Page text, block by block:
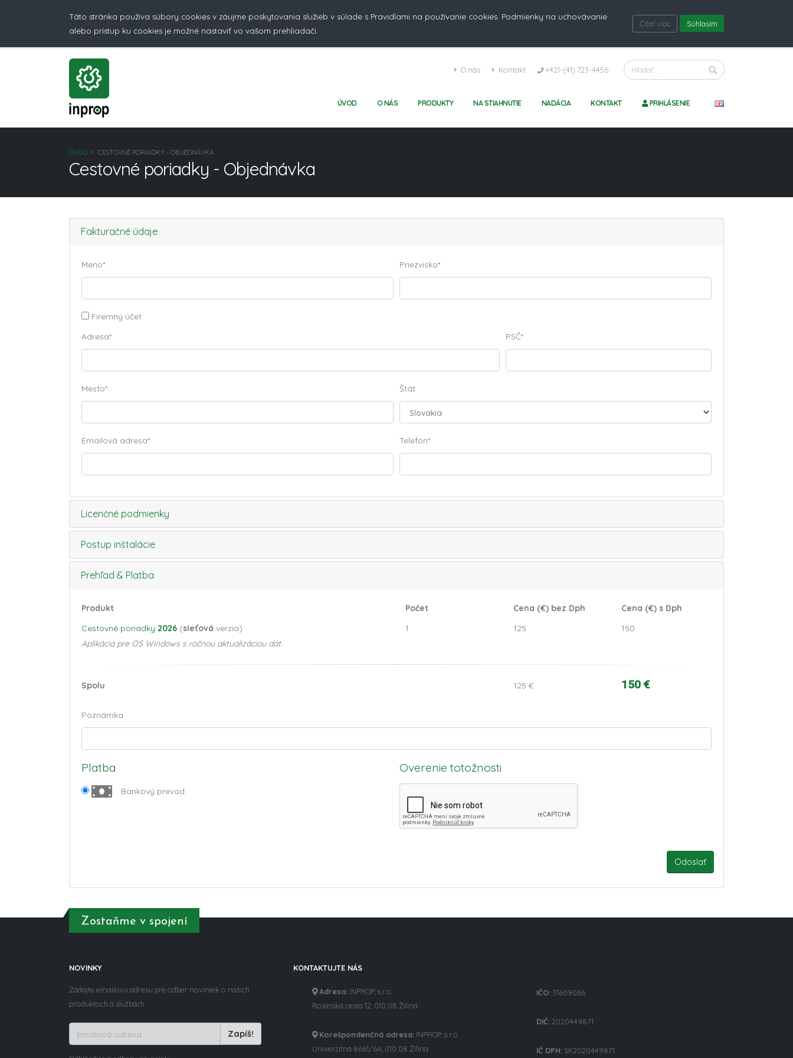
Táto stránka používa súbory cookies v záujme poskytovania služieb v súlade s Pravidlami na používanie cookies. Podmienky na uchovávanie
alebo prístup ku cookies je možné nastaviť vo vašom prehliadači.
Čítať viac Súhlasím
O nás Kontakt +421-(41) 723-4456
ÚVOD O NÁS PRODUKTY NA STIAHNUTIE NADÁCIA KONTAKT PRIHLÁSENIE
ÚVOD CESTOVNÉ PORIADKY - OBJEDNÁVKA
Cestovné poriadky - Objednávka
Fakturačné údaje
Meno* Priezvisko*
Firemný účet
Adresa* PSČ*
Mesto* Štát
Emailová adresa* Telefón*
Licenčné podmienky
Postup inštalácie
Prehľad & Platba
Produkt Počet Cena (€) bez Dph
Cena (€) s Dph
Cestovné poriadky 2026 (sieťová verzia)
Aplikácia pre OS Windows s ročnou aktualizáciou dát.
1 125 150
Spolu 125 € 150 €
Poznámka
Platba
Bankový prevod
Overenie totožnosti
Zostaňme v spojení
NOVINKY
Zadajte emailovú adresu pre odber noviniek o našich
produktoch a službách.
Zapíš!
KONTAKTUJTE NÁS
Adresa: INPROP, s.r.o.
Rosinská cesta 12, 010 08 Žilina
Korešpondenčná adresa: INPROP, s.r.o.
Univerzitná 8661/6A, 010 08 Žilina
IČO: 31609066
DIČ: 2020449871
IČ DPH: SK2020449871